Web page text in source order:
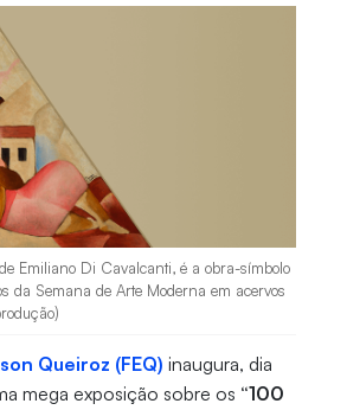
Emiliano Di Cavalcanti, é a obra-símbolo
da Semana de Arte Moderna em acervos
Queiroz (FEQ) inaugura, dia
mega exposição sobre os “100